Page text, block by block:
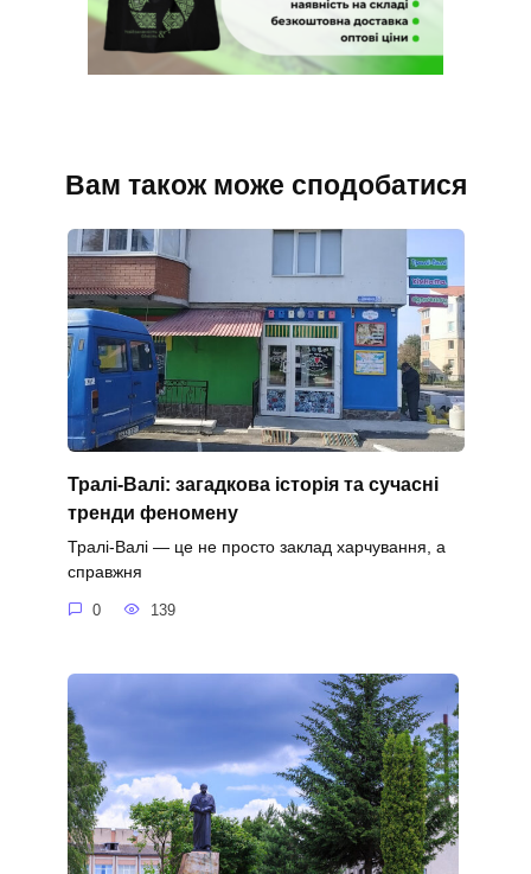
Вам також може сподобатися
Тралі-Валі: загадкова історія та сучасні
тренди феномену
Тралі-Валі — це не просто заклад харчування, а
справжня
0 139